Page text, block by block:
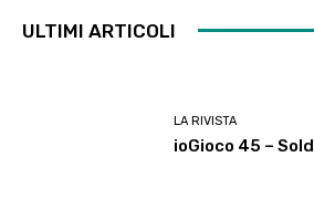
ULTIMI ARTICOLI
LA RIVISTA
ioGioco 45 –